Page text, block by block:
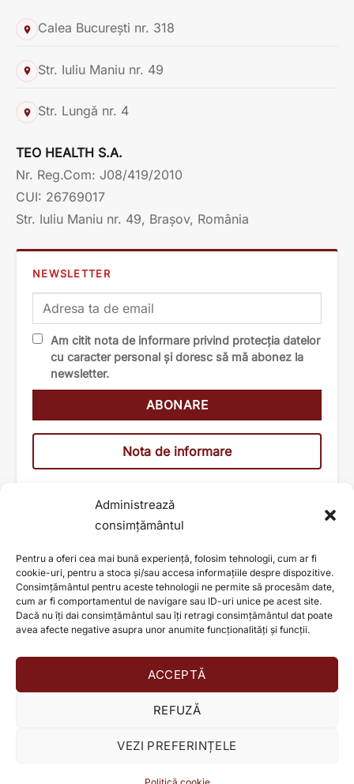
Administrează
consimțământul
Pentru a oferi cea mai bună experiență, folosim tehnologii, cum ar fi
cookie-uri, pentru a stoca și/sau accesa informațiile despre dispozitive.
Consimțământul pentru aceste tehnologii ne permite să procesăm date,
cum ar fi comportamentul de navigare sau ID-uri unice pe acest site.
Dacă nu îți dai consimțământul sau îți retragi consimțământul dat poate
avea afecte negative asupra unor anumite funcționalități și funcții.
ACCEPTĂ
REFUZĂ
VEZI PREFERINȚELE
Calea București nr. 318
Str. Iuliu Maniu nr. 49
Str. Lungă nr. 4
TEO HEALTH S.A.
Nr. Reg.Com: J08/419/2010
CUI: 26769017
Str. Iuliu Maniu nr. 49, Brașov, România
NEWSLETTER
Am citit nota de informare privind protecția datelor
cu caracter personal și doresc să mă abonez la
newsletter.
Nota de informare
AJUTĂ ȘI TU LA SCHIMBAREA UNEI VIEȚI!
© TEO HEALTH S.A. 2026